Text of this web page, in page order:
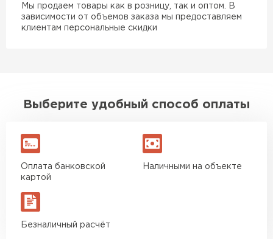
Мы продаем товары как в розницу, так и оптом. В
зависимости от объемов заказа мы предоставляем
клиентам персональные скидки
Выберите удобный способ оплаты
Оплата банковской
картой
Наличными на объекте
Безналичный расчёт